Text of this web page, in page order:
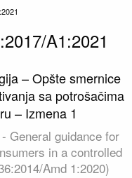
A1:2021
– Opšte smernice
sa potrošačima
– Izmena 1
General guidance for
in a controlled
Amd 1:2020)